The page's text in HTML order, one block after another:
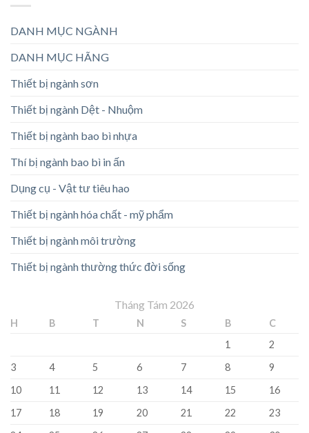
DANH MỤC NGÀNH
DANH MỤC HÃNG
Thiết bị ngành sơn
Thiết bị ngành Dệt - Nhuộm
Thiết bị ngành bao bì nhựa
Thí bị ngành bao bì in ấn
Dụng cụ - Vật tư tiêu hao
Thiết bị ngành hóa chất - mỹ phẩm
Thiết bị ngành môi trường
Thiết bị ngành thường thức đời sống
Tháng Tám 2026
H B T N S B
C
1
2
3
4 5 6 7 8
9
10
11 12 13 14 15
16
17
18 19 20 21 22
23